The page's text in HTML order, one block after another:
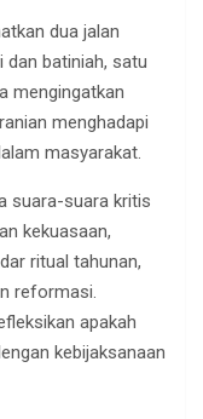
dua jalan
dan batiniah, satu
mengingatkan
menghadapi
masyarakat.
suara-suara kritis
kekuasaan,
ritual tahunan,
reformasi.
apakah
kebijaksanaan